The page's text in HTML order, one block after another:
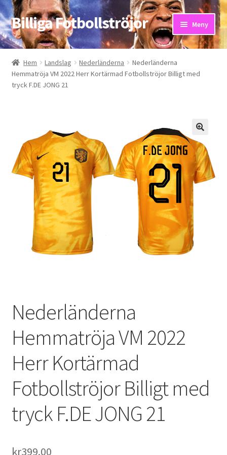
Hoppa
till
navigering
Hoppa
till
innehåll
Billiga Fotbollströjor Meny
Hem
Bloggar
Kontakta oss
Mitt konto
Storleksguiden
Varukorg
Hem Landslag Nederländerna
Nederländerna
Hemmatröja VM 2022 Herr Kortärmad Fotbollströjor Billigt med
tryck F.DE JONG 21
Nederländerna
Hemmatröja VM 2022
Herr Kortärmad
Fotbollströjor Billigt med
tryck F.DE JONG 21
kr399.00